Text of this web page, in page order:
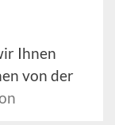
Ihnen
von der